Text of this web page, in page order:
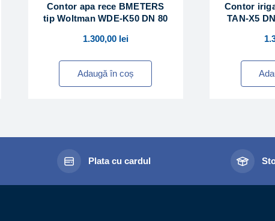
Contor apa rece BMETERS
tip Woltman WDE-K50 DN 80
1.300,00 lei
Adaugă în coș
Contor
TAN-X5
Plata cu cardul